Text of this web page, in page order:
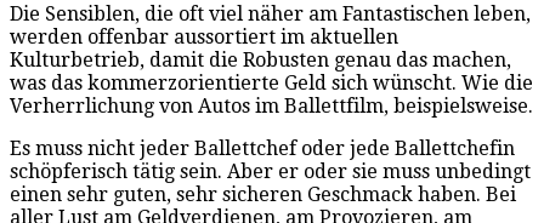
Die Sensiblen, die oft viel näher am Fantastischen leben,
werden offenbar aussortiert im aktuellen
Kulturbetrieb, damit die Robusten genau das machen,
was das kommerzorientierte Geld sich wünscht. Wie die
Verherrlichung von Autos im Ballettfilm, beispielsweise.
Es muss nicht jeder Ballettchef oder jede Ballettchefin
schöpferisch tätig sein. Aber er oder sie muss unbedingt
einen sehr guten, sehr sicheren Geschmack haben. Bei
aller Lust am Geldverdienen, am Provozieren, am